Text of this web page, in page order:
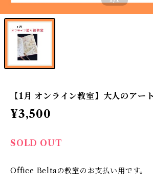
【1月 オンライン教室】大人のアー
¥3,500
SOLD OUT
Office Beltaの教室のお支払い用です。